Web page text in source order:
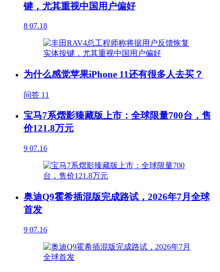
键，尤其重视中国用户偏好
8 07.18
为什么感觉苹果iPhone 11还有很多人去买？
问答 11
宝马7系熠影臻藏版上市：全球限量700台，售
价121.8万元
9 07.16
奥迪Q9霍希插混版完成路试，2026年7月全球
首发
9 07.16